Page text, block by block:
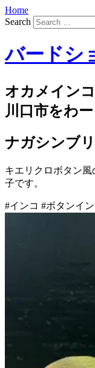
Home
Search
バードシ
オカメイン
川口市をわー
ナガシンブ
キエリクロボタン
子です。
#インコ #ボタンイ